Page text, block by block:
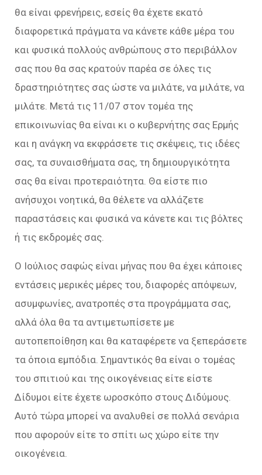
θα είναι φρενήρεις, εσείς θα έχετε εκατό
διαφορετικά πράγματα να κάνετε κάθε μέρα του
και φυσικά πολλούς ανθρώπους στο περιβάλλον
σας που θα σας κρατούν παρέα σε όλες τις
δραστηριότητες σας ώστε να μιλάτε, να μιλάτε, να
μιλάτε. Μετά τις 11/07 στον τομέα της
επικοινωνίας θα είναι κι ο κυβερνήτης σας Ερμής
και η ανάγκη να εκφράσετε τις σκέψεις, τις ιδέες
σας, τα συναισθήματα σας, τη δημιουργικότητα
σας θα είναι προτεραιότητα. Θα είστε πιο
ανήσυχοι νοητικά, θα θέλετε να αλλάζετε
παραστάσεις και φυσικά να κάνετε και τις βόλτες
ή τις εκδρομές σας.
Ο Ιούλιος σαφώς είναι μήνας που θα έχει κάποιες
εντάσεις μερικές μέρες του, διαφορές απόψεων,
ασυμφωνίες, ανατροπές στα προγράμματα σας,
αλλά όλα θα τα αντιμετωπίσετε με
αυτοπεποίθηση και θα καταφέρετε να ξεπεράσετε
τα όποια εμπόδια. Σημαντικός θα είναι ο τομέας
του σπιτιού και της οικογένειας είτε είστε
Δίδυμοι είτε έχετε ωροσκόπο στους Διδύμους.
Αυτό τώρα μπορεί να αναλυθεί σε πολλά σενάρια
που αφορούν είτε το σπίτι ως χώρο είτε την
οικογένεια.